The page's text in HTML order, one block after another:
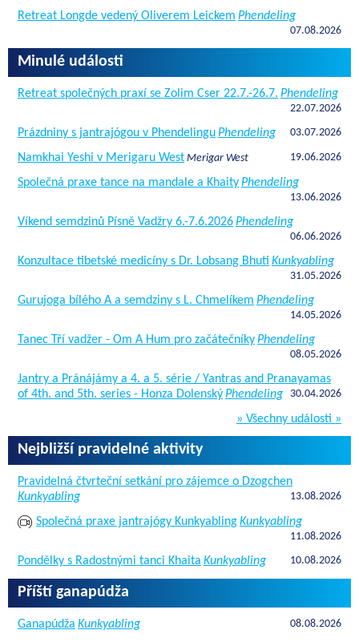
Retreat Longde vedený Oliverem Leickem Phendeling
07.08.2026
Minulé události
Retreat společných praxí se Zolim Cser 22.7.-26.7. Phendeling
22.07.2026
Prázdniny s jantrajógou v PhendelinguPhendeling 03.07.2026
Namkhai Yeshi v Merigaru West Merigar West 19.06.2026
Společná praxe tance na mandale a KhaityPhendeling
13.06.2026
Víkend semdzinů Písně Vadžry 6.-7.6.2026Phendeling
06.06.2026
Konzultace tibetské medicíny s Dr. Lobsang Bhuti Kunkyabling
31.05.2026
Gurujoga bílého A a semdziny s L. Chmelíkem Phendeling
14.05.2026
Tanec Tří vadžer - Om A Hum pro začátečníkyPhendeling
08.05.2026
Jantry a Pránájámy a 4. a 5. série / Yantras and Pranayamas
of 4th. and 5th. series - Honza DolenskýPhendeling 30.04.2026
» Všechny události »
Nejbližší pravidelné aktivity
Pravidelná čtvrteční setkání pro zájemce o Dzogchen
Kunkyabling
13.08.2026
Společná praxe jantrajógy KunkyablingKunkyabling
11.08.2026
Pondělky s Radostnými tanci Khaita Kunkyabling 10.08.2026
Příští ganapúdža
Ganapúdža Kunkyabling 08.08.2026